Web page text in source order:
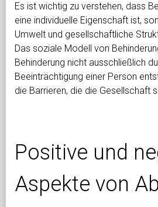
Es ist wichtig zu verstehen, dass
eine individuelle Eigenschaft ist,
Umwelt und gesellschaftliche
Das soziale Modell von
Behinderung nicht ausschließlich
Beeinträchtigung einer Person
die Barrieren, die die Gesellschaft
Positive und
Aspekte von